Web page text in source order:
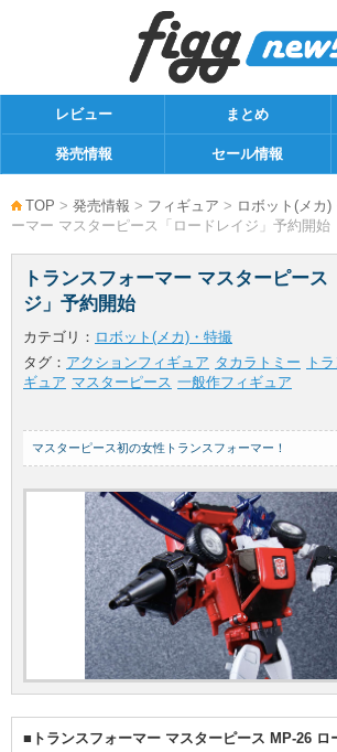
レビュー まとめ
発売情報 セール情報
TOP > 発売情報 > フィギュア > ロボット(メカ)
ーマー マスターピース「ロードレイジ」予約開始
トランスフォーマー マスターピース
ジ」予約開始
カテゴリ： ロボット(メカ)・特撮
タグ： アクションフィギュア タカラトミー ト
ギュア マスターピース 一般作フィギュア
マスターピース初の女性トランスフォーマー！
■トランスフォーマー マスターピース MP-26 ロ